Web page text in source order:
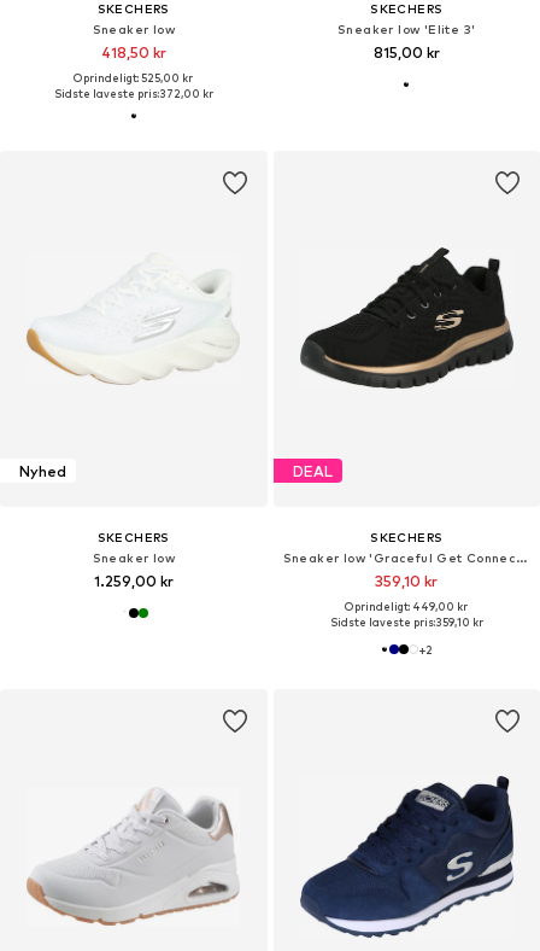
SKECHERS
Sneaker low
418,50 kr
Oprindeligt: 525,00 kr
Sidste laveste pris:372,00 kr
SKECHERS
Sneaker low 'Elite 3'
815,00 kr
Nyhed
SKECHERS
Sneaker low
1.259,00 kr
DEAL
SKECHERS
Sneaker low 'Graceful Get Connected'
359,10 kr
Oprindeligt: 449,00 kr
Sidste laveste pris:359,10 kr
+2